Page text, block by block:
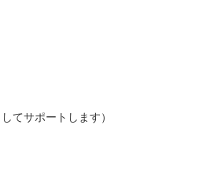
てサポートします）